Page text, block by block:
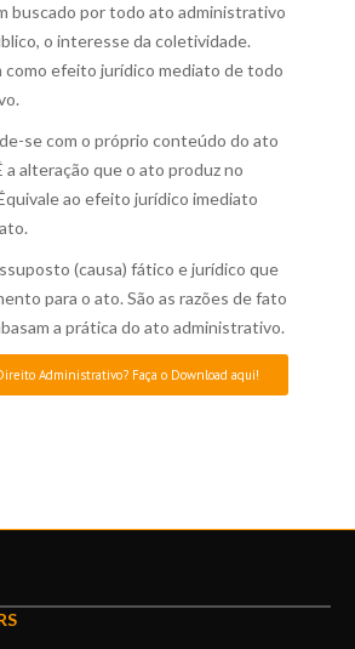
buscado por todo ato administrativo
o interesse da coletividade.
como efeito jurídico mediato de todo
se com o próprio conteúdo do ato
a alteração que o ato produz no
ao efeito jurídico imediato
(causa) fático e jurídico que
para o ato. São as razões de fato
a prática do ato administrativo.
Administrativo? Faça o Download aqui!